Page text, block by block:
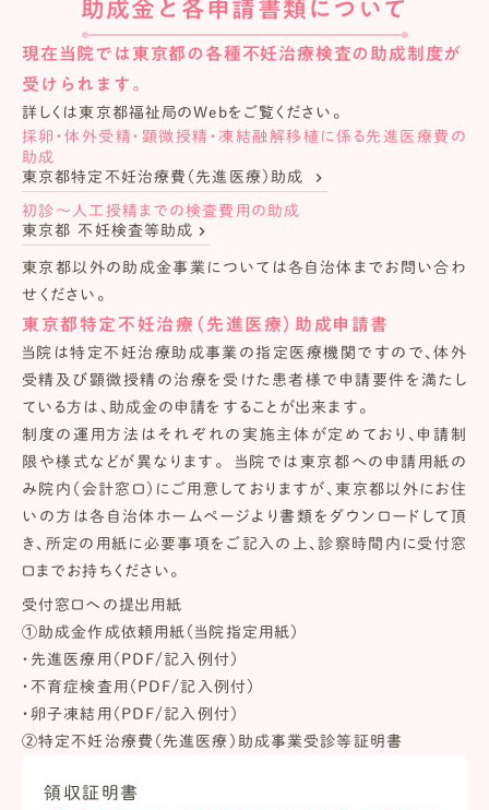
現在当院では東京都の各種不妊治療検査の助成制度が
受けられます。
詳しくは東京都福祉局のWebをご覧ください。
採卵・体外受精・顕微授精・凍結融解移植に係る先進医療費の
助成
東京都特定不妊治療費（先進医療）助成
keyboard_arrow_right
初診～人工授精までの検査費用の助成
東京都 不妊検査等助成 keyboard_arrow_right
東京都以外の助成金事業については各自治体までお問い合わ
せください。
東京都特定不妊治療（先進医療）助成申請書
当院は特定不妊治療助成事業の指定医療機関ですので、体外
受精及び顕微授精の治療を受けた患者様で申請要件を満たし
ている方は、助成金の申請をすることが出来ます。
制度の運用方法はそれぞれの実施主体が定めており、申請制
限や様式などが異なります。 当院では東京都への申請用紙の
み院内（会計窓口）にご用意しておりますが、東京都以外にお住
いの方は各自治体ホームページより書類をダウンロードして頂
き、所定の用紙に必要事項をご記入の上、診察時間内に受付窓
口までお持ちください。
受付窓口への提出用紙
①助成金作成依頼用紙（当院指定用紙）
・先進医療用（PDF/記入例付）
・不育症検査用（PDF/記入例付）
・卵子凍結用（PDF/記入例付）
②特定不妊治療費（先進医療）助成事業受診等証明書
書類作成期間：申請日より約1週間
領収証明書